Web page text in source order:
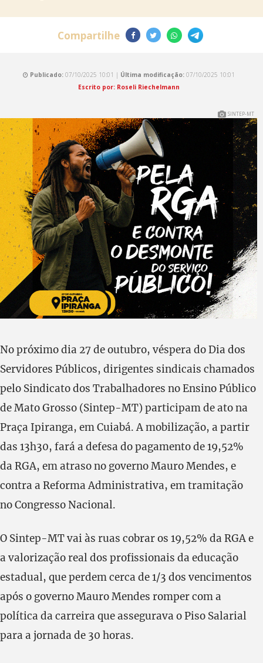
Compartilhe
Publicado: 07/10/2025 10:01 | Última modificação: 07/10/2025 10:01
Escrito por: Roseli Riechelmann
SINTEP-MT
No próximo dia 27 de outubro, véspera do Dia dos
Servidores Públicos, dirigentes sindicais chamados
pelo Sindicato dos Trabalhadores no Ensino Público
de Mato Grosso (Sintep-MT) participam de ato na
Praça Ipiranga, em Cuiabá. A mobilização, a partir
das 13h30, fará a defesa do pagamento de 19,52%
da RGA, em atraso no governo Mauro Mendes, e
contra a Reforma Administrativa, em tramitação
no Congresso Nacional.
O Sintep-MT vai às ruas cobrar os 19,52% da RGA e
a valorização real dos profissionais da educação
estadual, que perdem cerca de 1/3 dos vencimentos
após o governo Mauro Mendes romper com a
política da carreira que assegurava o Piso Salarial
para a jornada de 30 horas.